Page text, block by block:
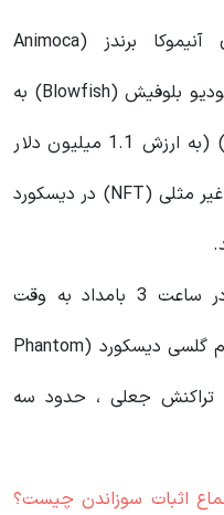
شرکت بازی‌سازی و سرمایه‌گذاری آنیموکا برندز (Animoca
Brands) مستقر در هنگ‌کنگ و استودیو بلوفیش (Blowfish) به
کاربران قول داده‌اند 265 اتر (ETH) (به ارزش 1.1 میلیون دلار
آمریکا) را که در فروش تقلبی توکن غیر مثلی (NFT) در دیسکورد
رویداد تقلبی ایجاد NFT تقریباً در ساعت 3 بامداد به وقت
استرالیا در 19 نوامبر در سرور فانتوم گلسی دیسکورد (Phantom
Galaxies Discord) رخ داد. 1571 تراکنش جعلی ، حدود سه
اثبات سوزاندن چیست؟